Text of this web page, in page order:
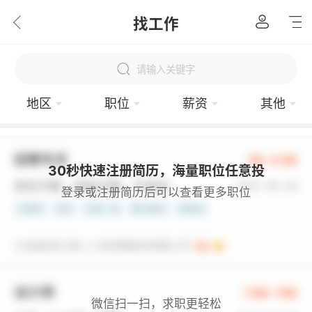
找工作
请输入关键字
地区 职位 薪资 其他
30秒快速注册简历，海量职位任意投
登录或注册简历后可以查看更多职位
微信扫一扫，求职更轻松